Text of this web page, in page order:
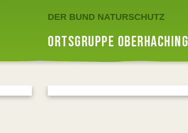
DER BUND NATURSCHUTZ
ORTSGRUPPE OBERHACHING